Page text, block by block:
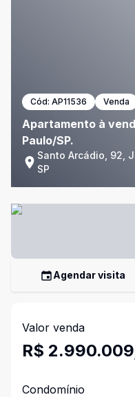
Cód: AP11536 Venda
Apartamento à
Paulo/SP.
Santo Arcádio, 92,
SP
Agendar visita
Valor venda
R$
Condomínio